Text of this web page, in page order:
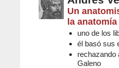
Un
la
uno de los
él basó sus
rechazando
Galeno